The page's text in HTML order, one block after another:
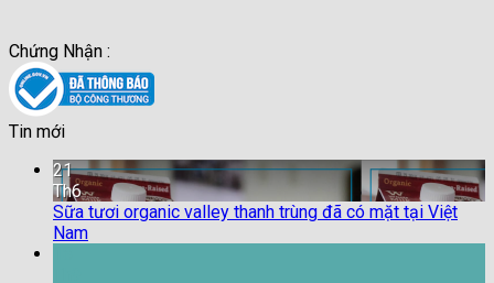
Chứng Nhận :
Tin mới
21
Th6
Sữa tươi organic valley thanh trùng đã có mặt tại Việt
Nam